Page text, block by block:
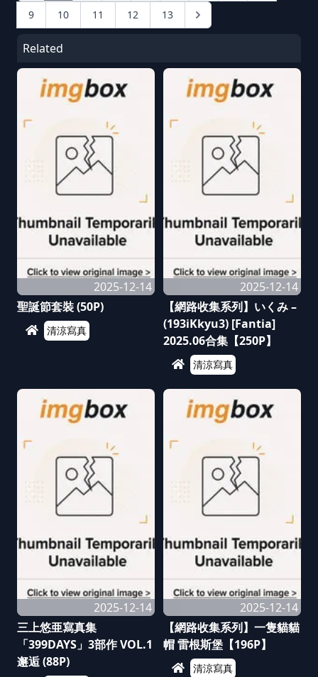
9 10 11 12 13
Related
2025-12-14
聖誕節套裝 (50P)
清涼寫真
2025-12-14
【網路收集系列】いくみ –
(193iKkyu3) [Fantia]
2025.06合集【250P】
清涼寫真
2025-12-14
三上悠亜寫真集
「399DAYS」3部作 VOL.1
邂逅 (88P)
2025-12-14
【網路收集系列】一隻貓貓
帽 雷根斯堡【196P】
清涼寫真